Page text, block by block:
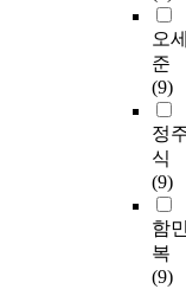
오세
준
(9)
정
식
(9)
함민
복
(9)